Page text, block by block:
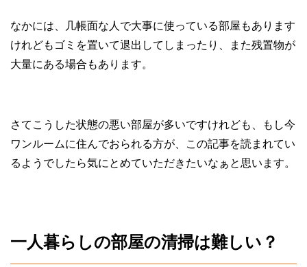
なかには、几帳面な人で大事に使っている部屋もあります
けれどもゴミを置いて退出してしまったり、また残置物が
大量にある場合もあります。
さてこうした状態の悪い部屋が多いですけれども、もし今
ワンルームに住んでおられる方が、この記事を読まれてい
るようでしたら気にとめていただきたいなぁと思います。
一人暮らしの部屋の清掃は難しい？